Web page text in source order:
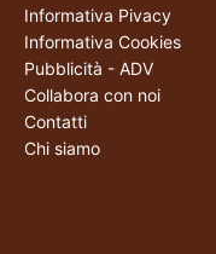
Informativa Pivacy
Informativa Cookies
Pubblicità - ADV
Collabora con noi
Contatti
Chi siamo